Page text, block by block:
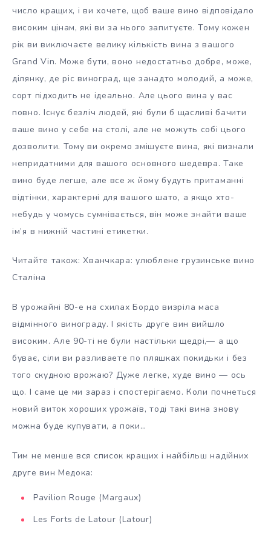
число кращих, і ви хочете, щоб ваше вино відповідало
високим цінам, які ви за нього запитуєте. Тому кожен
рік ви виключаєте велику кількість вина з вашого
Grand Vin. Може бути, воно недостатньо добре, може,
ділянку, де ріс виноград, ще занадто молодий, а може,
сорт підходить не ідеально. Але цього вина у вас
повно. Існує безліч людей, які були б щасливі бачити
ваше вино у себе на столі, але не можуть собі цього
дозволити. Тому ви окремо змішуєте вина, які визнали
непридатними для вашого основного шедевра. Таке
вино буде легше, але все ж йому будуть притаманні
відтінки, характерні для вашого шато, а якщо хто-
небудь у чомусь сумнівається, він може знайти ваше
ім’я в нижній частині етикетки.
Читайте також: Хванчкара: улюблене грузинське вино
Сталіна
В урожайні 80-е на схилах Бордо визріла маса
відмінного винограду. І якість друге вин вийшло
високим. Але 90-ті не були настільки щедрі,— а що
буває, сіли ви разливаете по пляшках покидьки і без
того скудною врожаю? Дуже легке, худе вино — ось
що. І саме це ми зараз і спостерігаємо. Коли почнеться
новий виток хороших урожаїв, тоді такі вина знову
можна буде купувати, а поки…
Тим не менше вся список кращих і найбільш надійних
друге вин Медока:
Pavilion Rouge (Margaux)
Les Forts de Latour (Latour)